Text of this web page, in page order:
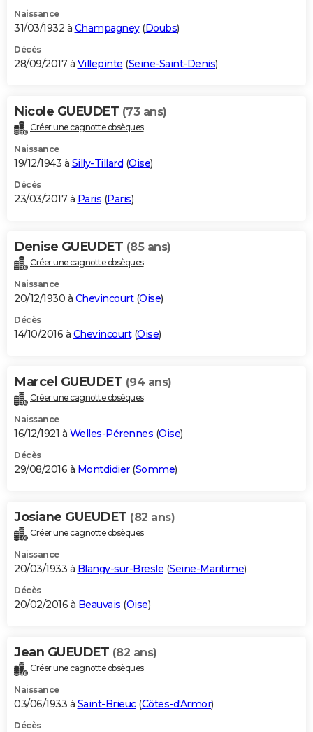
Naissance
31/03/1932 à Champagney(Doubs)
Décès
28/09/2017 à Villepinte (Seine-Saint-Denis)
Nicole GUEUDET (73 ans)
Créer une cagnotte obsèques
Naissance
19/12/1943 à Silly-Tillard (Oise)
Décès
23/03/2017 à Paris (Paris)
Denise GUEUDET (85 ans)
Créer une cagnotte obsèques
Naissance
20/12/1930 à Chevincourt(Oise)
Décès
14/10/2016 à Chevincourt(Oise)
Marcel GUEUDET (94 ans)
Créer une cagnotte obsèques
Naissance
16/12/1921 à Welles-Pérennes (Oise)
Décès
29/08/2016 à Montdidier(Somme)
Josiane GUEUDET (82 ans)
Créer une cagnotte obsèques
Naissance
20/03/1933 à Blangy-sur-Bresle (Seine-Maritime)
Décès
20/02/2016 à Beauvais (Oise)
Jean GUEUDET (82 ans)
Créer une cagnotte obsèques
Naissance
03/06/1933 à Saint-Brieuc(Côtes-d'Armor)
Décès